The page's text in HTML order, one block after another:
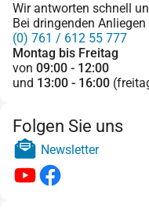
Wir antworten schnell
Bei dringenden
(0) 761 / 612 55 777
Montag bis Freitag
von 09:00 - 12:00
und 13:00 - 16:00
Folgen Sie uns
Newsletter